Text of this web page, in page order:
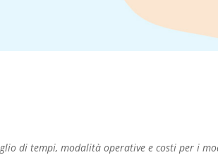
di tempi, modalità operative e costi per i